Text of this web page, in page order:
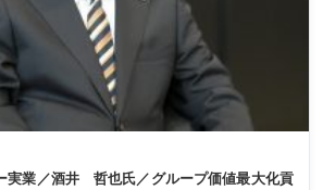
実業／酒井 哲也氏／グループ価値最大化貢